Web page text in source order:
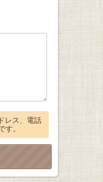
レス、電話
す。